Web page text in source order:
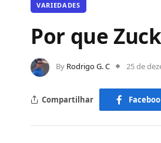
VARIEDADES
Por que
By Rodrigo G. C 25 de
Compartilhar